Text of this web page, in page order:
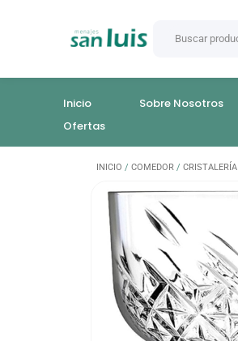
Inicio Sobre Nosotros
Ofertas
INICIO / COMEDOR / CRISTALERÍA